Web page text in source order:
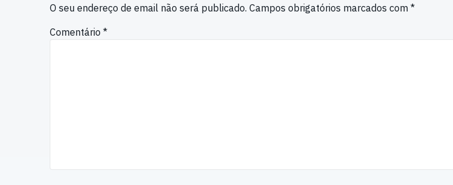
O seu endereço de email não será publicado. Campos obrigatórios marcados com *
Comentário *